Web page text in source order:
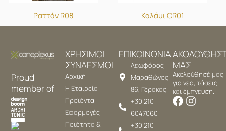
Ραττάν R08 Καλάμι CR01
Proud
member of
ΧΡΗΣΙΜΟΙ
ΣΥΝΔΕΣΜΟΙ
Αρχική
Η Εταιρεία
Προϊόντα
Εφαρμογές
Ποιότητα &
ΕΠΙΚΟΙΝΩΝΙΑ
Λεωφόρος
Μαραθώνος
86, Γέρακας
+30 210
6047060
+30 210
ΜΑΣ
Ακολούθησέ μας
για νέα, τάσεις
και έμπνευση.